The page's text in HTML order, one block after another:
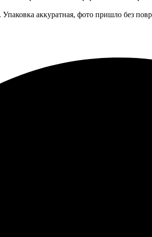
аккуратная, фото пришло без
всё просто и понятно. Связались
Рекомендую, не разочаруетесь.
печать фото 20х20 с рамкой, процесс
персонал, готовый ответить на